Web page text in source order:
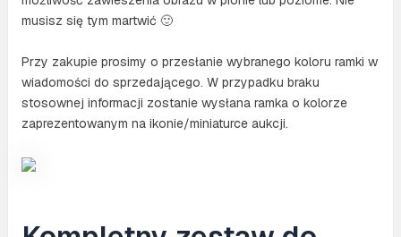
musisz się tym martwić 🙂
Przy zakupie prosimy o przesłanie wybranego koloru ramki w
wiadomości do sprzedającego. W przypadku braku
stosownej informacji zostanie wysłana ramka o kolorze
zaprezentowanym na ikonie/miniaturce aukcji.